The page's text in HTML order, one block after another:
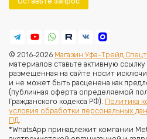
© 2016-2026 Магазин Уфа-Трейд
материалов ставьте активную
размещенная на сайте носит
и не может быть расценена как
(публичная оферта определяемой
Гражданского кодекса РФ). Политика
условия обработки персональных
ПД.
*WhatsApp принадлежит компании